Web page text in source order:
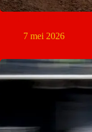
7 mei 2026